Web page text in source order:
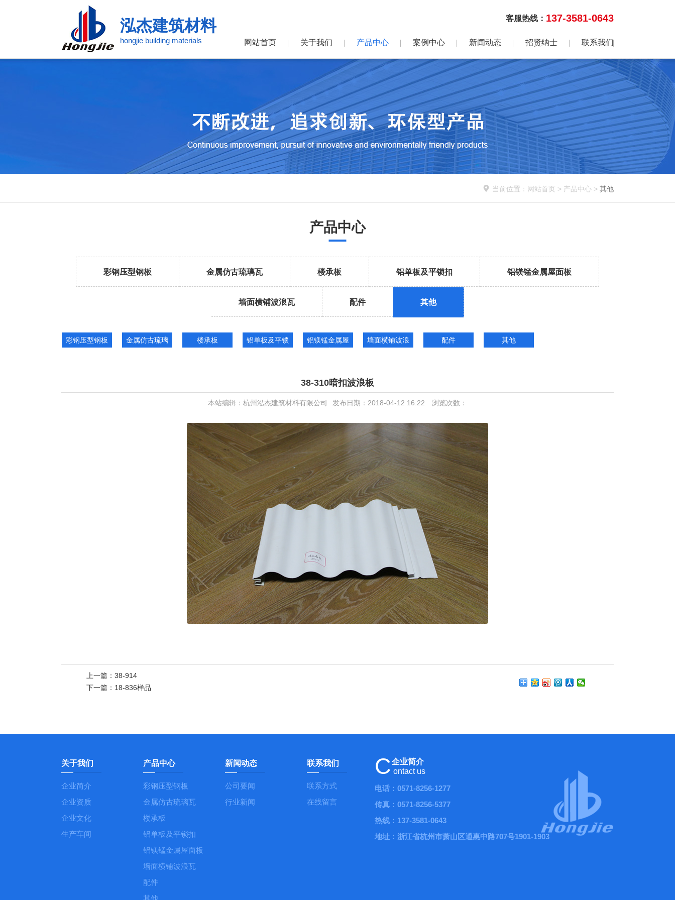
泓杰建筑材料
hongjie building materials
客服热线： 137-3581-0643
网站首页 关于我们 产品中心 案例中心 新闻动态 招贤纳士 联系我们
 当前位置： 网站首页 > 产品中心 > 其他
产品中心
彩钢压型钢板 金属仿古琉璃瓦 楼承板 铝单板及平锁扣 铝镁锰金属屋面板
墙面横铺波浪瓦 配件 其他
彩钢压型钢板
金属仿古琉璃
楼承板
铝单板及平锁
铝镁锰金属屋
墙面横铺波浪
配件 其他
38-310暗扣波浪板
本站编辑：杭州泓杰建筑材料有限公司 发布日期：2018-04-12 16:22 浏览次数：
上一篇： 38-914
下一篇： 18-836样品
关于我们
企业简介
企业资质
企业文化
生产车间
产品中心
彩钢压型钢板
金属仿古琉璃瓦
楼承板
铝单板及平锁扣
铝镁锰金属屋面板
墙面横铺波浪瓦
配件
其他
新闻动态
公司要闻
行业新闻
联系我们
联系方式
在线留言
企业简介
C ontact us
电话：0571-8256-1277
传真：0571-8256-5377
热线：137-3581-0643
地址：浙江省杭州市萧山区通惠中路707号1901-1903